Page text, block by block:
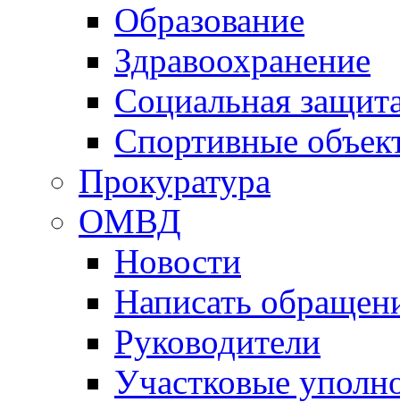
Образование
Здравоохранение
Социальная
Спортивные
Прокуратура
ОМВД
Новости
Написать
Руководители
Участковые